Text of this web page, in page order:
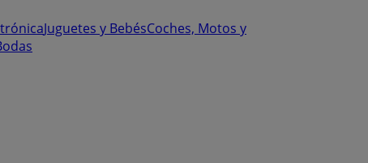
Juguetes y BebésCoches, Motos y